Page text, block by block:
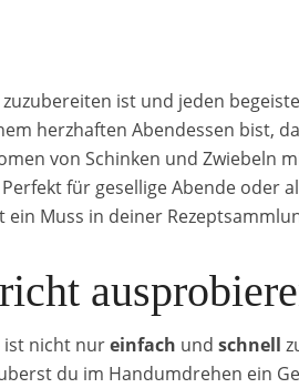
ist und jeden
herzhaften Abendessen bist,
von Schinken und Zwiebeln
für gesellige Abende oder
Muss in deiner
ist nicht nureinfach und schnell
du im Handumdrehen ein